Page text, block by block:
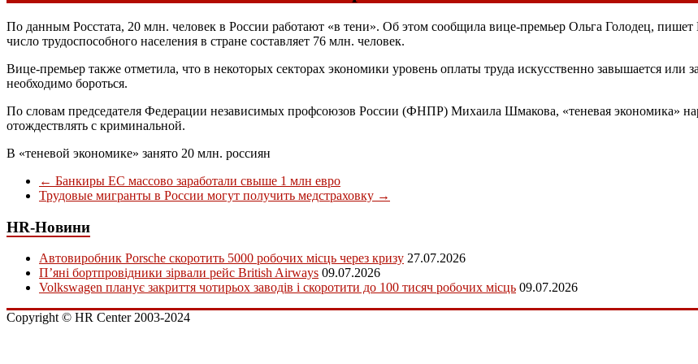
По данным Росстата, 20 млн. человек в России работают «в тени». Об этом сообщила вице-премьер Ольга Голодец, пишет
число трудоспособного населения в стране составляет 76 млн. человек.
Вице-премьер также отметила, что в некоторых секторах экономики уровень оплаты труда искусственно завышается или
необходимо бороться.
По словам председателя Федерации независимых профсоюзов России (ФНПР) Михаила Шмакова, «теневая экономика»
отождествлять с криминальной.
В «теневой экономике» занято 20 млн. россиян
← Банкиры ЕС массово заработали свыше 1 млн евро
Трудовые мигранты в России могут получить медстраховку →
HR-Новини
Автовиробник Porsche скоротить 5000 робочих місць через кризу 27.07.2026
П’яні бортпровідники зірвали рейс British Airways 09.07.2026
Volkswagen планує закриття чотирьох заводів і скоротити до 100 тисяч робочих місць 09.07.2026
Copyright © HR Center 2003-2024